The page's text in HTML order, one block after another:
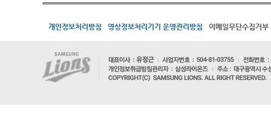
개인정보처리방침 영상정보처리기기 운영관리방침 이메일무단수집거부